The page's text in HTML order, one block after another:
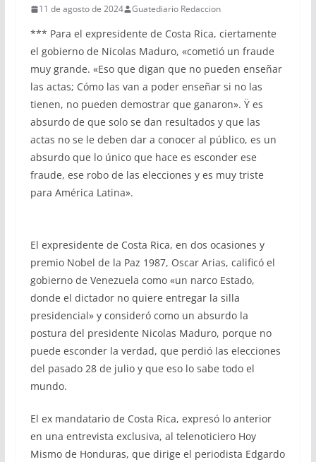
11 de agosto de 2024 Guatediario Redaccion
*** Para el expresidente de Costa Rica, ciertamente
el gobierno de Nicolas Maduro, «cometió un fraude
muy grande. «Eso que digan que no pueden enseñar
las actas; Cómo las van a poder enseñar si no las
tienen, no pueden demostrar que ganaron». Ÿ es
absurdo de que solo se dan resultados y que las
actas no se le deben dar a conocer al público, es un
absurdo que lo único que hace es esconder ese
fraude, ese robo de las elecciones y es muy triste
para América Latina».
El expresidente de Costa Rica, en dos ocasiones y
premio Nobel de la Paz 1987, Oscar Arias, calificó el
gobierno de Venezuela como «un narco Estado,
donde el dictador no quiere entregar la silla
presidencial» y consideró como un absurdo la
postura del presidente Nicolas Maduro, porque no
puede esconder la verdad, que perdió las elecciones
del pasado 28 de julio y que eso lo sabe todo el
mundo.
El ex mandatario de Costa Rica, expresó lo anterior
en una entrevista exclusiva, al telenoticiero Hoy
Mismo de Honduras, que dirige el periodista Edgardo